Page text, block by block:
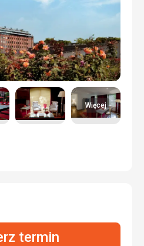
Więcej
termin